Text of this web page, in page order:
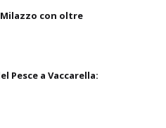
Milazzo con oltre
Pesce a Vaccarella: